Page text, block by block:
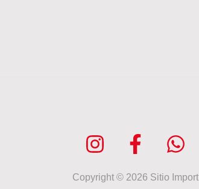
Copyright © 2026 Sitio Import